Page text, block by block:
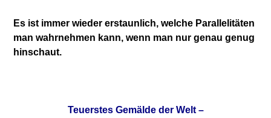
Es ist immer wieder erstaunlich, welche Parallelitäten
man wahrnehmen kann, wenn man nur genau genug
hinschaut.
Teuerstes Gemälde der Welt –